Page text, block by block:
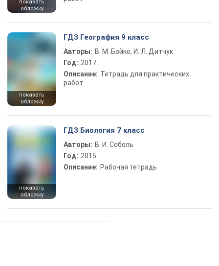
показать
обложку
показать
обложку
ГДЗ География 9 класс
Авторы: В. М. Бойко, И. Л. Дитчук
Год: 2017
Описание: Тетрадь для практических
работ
показать
обложку
ГДЗ Биология 7 класс
Авторы: В. И. Соболь
Год: 2015
Описание: Рабочая тетрадь